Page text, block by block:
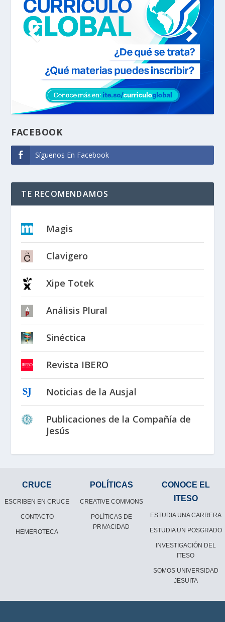
FACEBOOK
Síguenos En Facebook
TE RECOMENDAMOS
Magis
Clavigero
Xipe Totek
Análisis Plural
Sinéctica
Revista IBERO
Noticias de la Ausjal
Publicaciones de la Compañía de
Jesús
CRUCE
ESCRIBEN EN CRUCE
CONTACTO
HEMEROTECA
POLÍTICAS
CREATIVE COMMONS
POLÍTICAS DE
PRIVACIDAD
CONOCE EL
ITESO
ESTUDIA UNA CARRERA
ESTUDIA UN POSGRADO
INVESTIGACIÓN DEL
ITESO
SOMOS UNIVERSIDAD
JESUITA